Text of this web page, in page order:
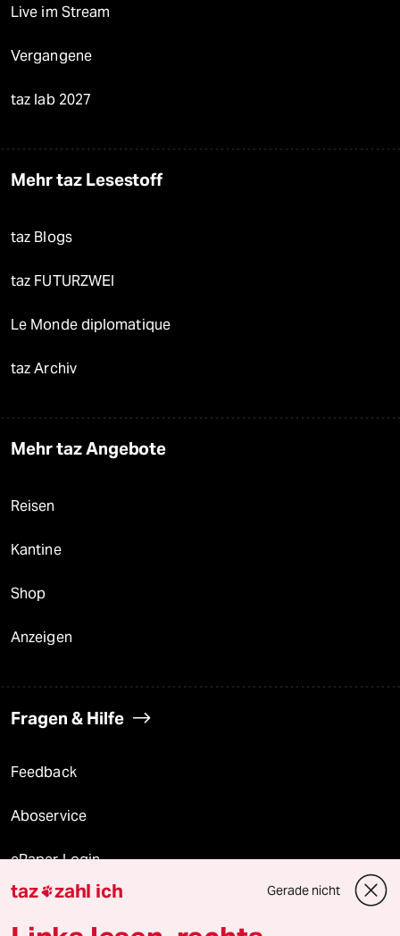
Live im Stream
Vergangene
taz lab 2027
Mehr taz Lesestoff
taz Blogs
taz FUTURZWEI
Le Monde diplomatique
taz Archiv
Mehr taz Angebote
Reisen
Kantine
Shop
Anzeigen
Fragen & Hilfe
Feedback
Aboservice
ePaper Login
Downloads für Abonnierende
taz zahl ich Gerade nicht